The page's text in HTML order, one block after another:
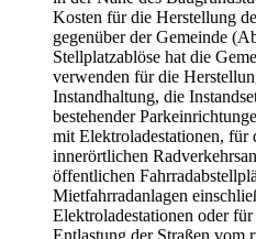
Kosten für die Herstellung
gegenüber der Gemeinde
Stellplatzablöse hat die
verwenden für die
Instandhaltung, die
bestehender
mit Elektroladestationen,
innerörtlichen
öffentlichen
Mietfahrradanlagen
Elektroladestationen oder